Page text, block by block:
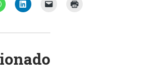
Haz
clic
WhatsApp
en
una
Haz
clic
LinkedIn
en
una